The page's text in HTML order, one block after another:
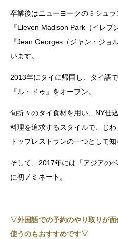
卒業後はニューヨークのミシュ
『Eleven Madison Park（イレ
『Jean Georges（ジャン・ジョ
います。
2013年にタイに帰国し、タイ語
『ル・ドゥ』をオープン。
旬折々のタイ食材を用い、NY仕
料理を追求するスタイルで、じ
トップレストランの一つとして
そして、2017年には「アジアの
に初ノミネート。
▽外国語での予約のやり取りが
使うのもおすすめです▽